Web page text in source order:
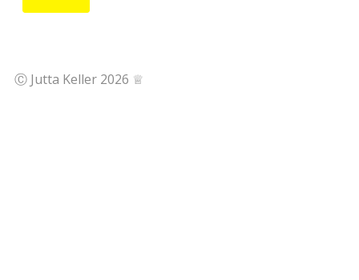
Ⓒ Jutta Keller 2026 ♕